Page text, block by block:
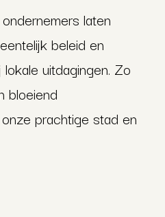
laten
beleid en
uitdagingen. Zo
bloeiend
prachtige stad en